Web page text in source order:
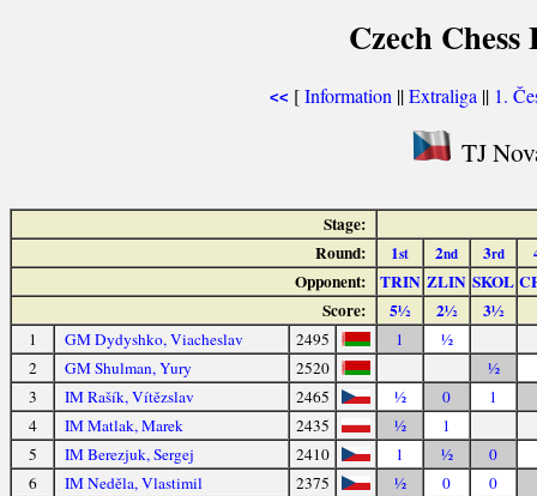
Czech
<< [Information ||Extraliga || 1.
TJ
Stage:
Round:
1st 2nd 3rd
Opponent: TRIN ZLIN SKOL
Score:
5½ 2½ 3½
1 GM Dydyshko, Viacheslav 2495 1
½
2
GM Shulman, Yury 2520
½
3
IM Rašík, Vítězslav 2465 ½ 0
1
4
IM Matlak, Marek 2435 ½
1
5
IM Berezjuk, Sergej 2410 1 ½
0
6
IM Neděla, Vlastimil 2375 ½ 0
0